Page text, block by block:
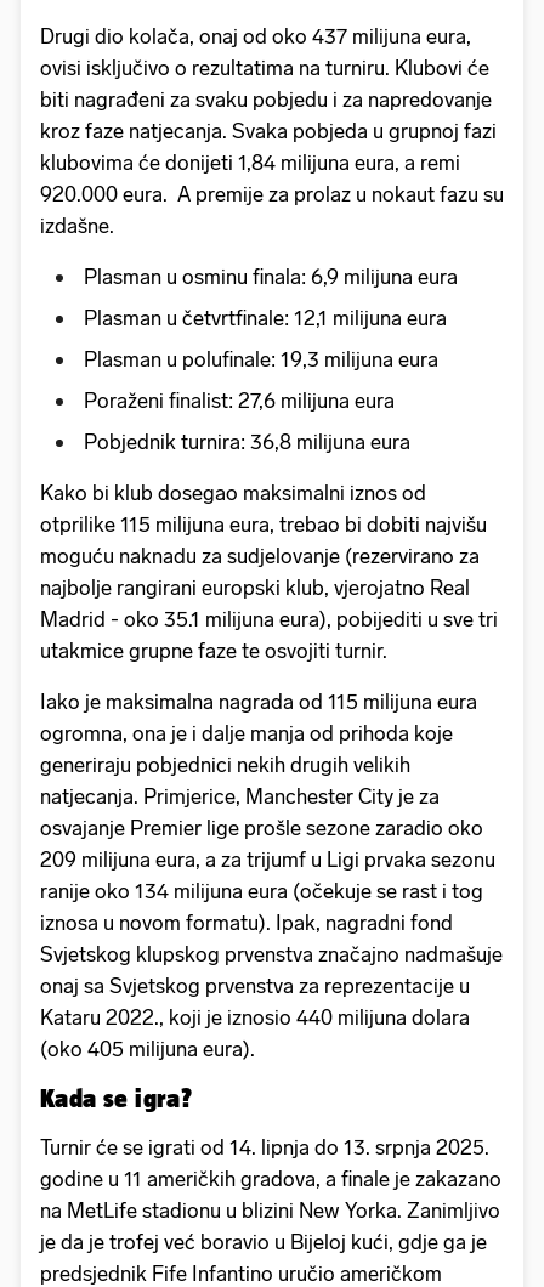
Drugi dio kolača, onaj od oko 437 milijuna eura,
ovisi isključivo o rezultatima na turniru. Klubovi će
biti nagrađeni za svaku pobjedu i za napredovanje
kroz faze natjecanja. Svaka pobjeda u grupnoj fazi
klubovima će donijeti 1,84 milijuna eura, a remi
920.000 eura. A premije za prolaz u nokaut fazu su
izdašne.
Plasman u osminu finala: 6,9 milijuna eura
Plasman u četvrtfinale: 12,1 milijuna eura
Plasman u polufinale: 19,3 milijuna eura
Poraženi finalist: 27,6 milijuna eura
Pobjednik turnira: 36,8 milijuna eura
Kako bi klub dosegao maksimalni iznos od
otprilike 115 milijuna eura, trebao bi dobiti najvišu
moguću naknadu za sudjelovanje (rezervirano za
najbolje rangirani europski klub, vjerojatno Real
Madrid - oko 35.1 milijuna eura), pobijediti u sve tri
utakmice grupne faze te osvojiti turnir.
Iako je maksimalna nagrada od 115 milijuna eura
ogromna, ona je i dalje manja od prihoda koje
generiraju pobjednici nekih drugih velikih
natjecanja. Primjerice, Manchester City je za
osvajanje Premier lige prošle sezone zaradio oko
209 milijuna eura, a za trijumf u Ligi prvaka sezonu
ranije oko 134 milijuna eura (očekuje se rast i tog
iznosa u novom formatu). Ipak, nagradni fond
Svjetskog klupskog prvenstva značajno nadmašuje
onaj sa Svjetskog prvenstva za reprezentacije u
Kataru 2022., koji je iznosio 440 milijuna dolara
(oko 405 milijuna eura).
Kada se igra?
Turnir će se igrati od 14. lipnja do 13. srpnja 2025.
godine u 11 američkih gradova, a finale je zakazano
na MetLife stadionu u blizini New Yorka. Zanimljivo
je da je trofej već boravio u Bijeloj kući, gdje ga je
predsjednik Fife Infantino uručio američkom